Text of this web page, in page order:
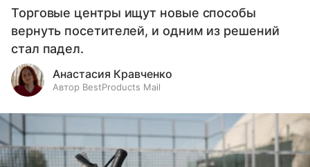
Торговые центры ищут новые способы
вернуть посетителей, и одним из решений
стал падел.
Анастасия Кравченко
Автор BestProducts Mail